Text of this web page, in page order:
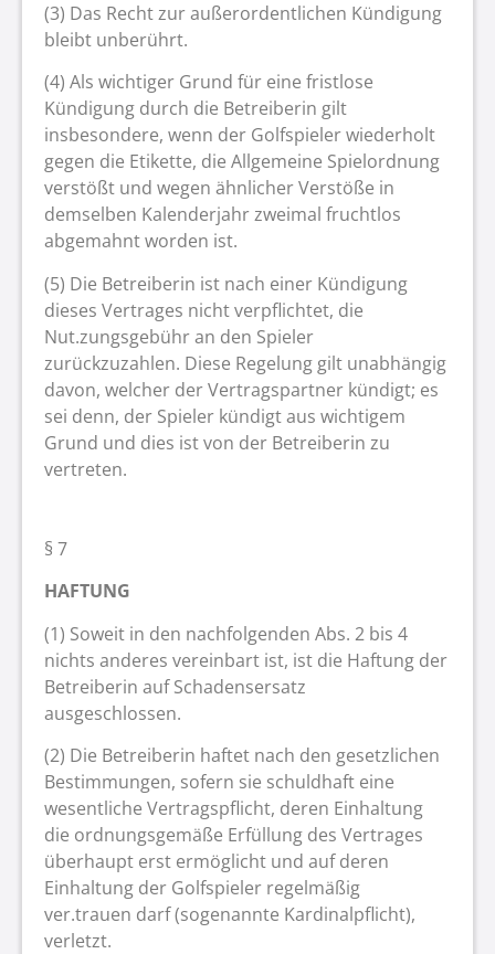
(3) Das Recht zur außerordentlichen Kündigung
bleibt unberührt.
(4) Als wichtiger Grund für eine fristlose
Kündigung durch die Betreiberin gilt
insbesondere, wenn der Golfspieler wiederholt
gegen die Etikette, die Allgemeine Spielordnung
verstößt und wegen ähnlicher Verstöße in
demselben Kalenderjahr zweimal fruchtlos
abgemahnt worden ist.
(5) Die Betreiberin ist nach einer Kündigung
dieses Vertrages nicht verpflichtet, die
Nut.zungsgebühr an den Spieler
zurückzuzahlen. Diese Regelung gilt unabhängig
davon, welcher der Vertragspartner kündigt; es
sei denn, der Spieler kündigt aus wichtigem
Grund und dies ist von der Betreiberin zu
vertreten.
§ 7
HAFTUNG
(1) Soweit in den nachfolgenden Abs. 2 bis 4
nichts anderes vereinbart ist, ist die Haftung der
Betreiberin auf Schadensersatz
ausgeschlossen.
(2) Die Betreiberin haftet nach den gesetzlichen
Bestimmungen, sofern sie schuldhaft eine
wesentliche Vertragspflicht, deren Einhaltung
die ordnungsgemäße Erfüllung des Vertrages
überhaupt erst ermöglicht und auf deren
Einhaltung der Golfspieler regelmäßig
ver.trauen darf (sogenannte Kardinalpflicht),
verletzt.